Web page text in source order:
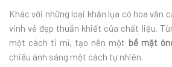
Khác với những loại khăn lụa có hoa văn
vinh vẻ đẹp thuần khiết của chất liệu.
một cách tỉ mỉ, tạo nên một bề mặt
chiếu ánh sáng một cách tự nhiên.